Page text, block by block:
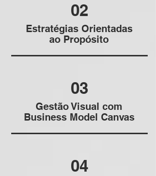
02
Estratégias Orientadas
ao Propósito
03
Gestão Visual com
Business Model Canvas
04